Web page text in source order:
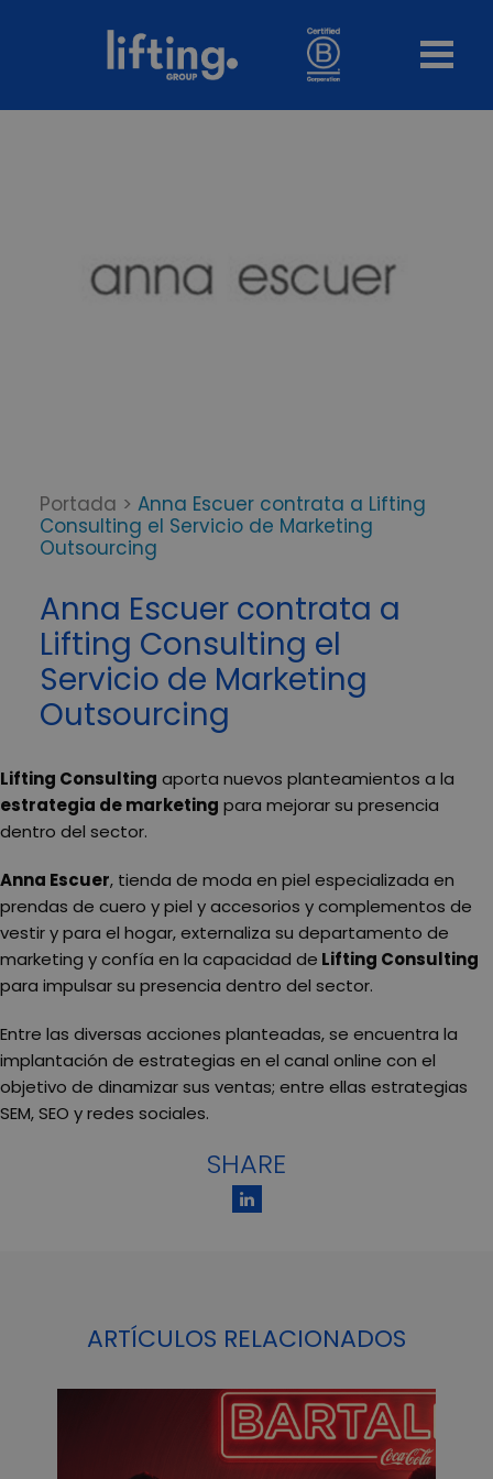
Portada > Anna Escuer contrata a Lifting
Consulting el Servicio de Marketing
Outsourcing
Anna Escuer contrata a
Lifting Consulting el
Servicio de Marketing
Outsourcing
Lifting Consulting aporta nuevos planteamientos a la
estrategia de marketing para mejorar su presencia
dentro del sector.
Anna Escuer, tienda de moda en piel especializada en
prendas de cuero y piel y accesorios y complementos de
vestir y para el hogar, externaliza su departamento de
marketing y confía en la capacidad de Lifting Consulting
para impulsar su presencia dentro del sector.
Entre las diversas acciones planteadas, se encuentra la
implantación de estrategias en el canal online con el
objetivo de dinamizar sus ventas; entre ellas estrategias
SEM, SEO y redes sociales.
SHARE
ARTÍCULOS RELACIONADOS